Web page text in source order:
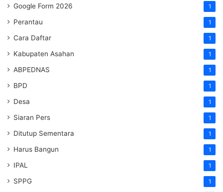
Google Form 2026 1
Perantau 1
Cara Daftar 1
Kabupaten Asahan 1
ABPEDNAS 1
BPD 1
Desa 1
Siaran Pers 1
Ditutup Sementara 1
Harus Bangun 1
IPAL 1
SPPG 1